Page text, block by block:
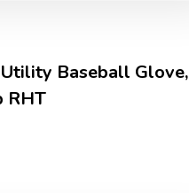
Baseball Glove,
RHT